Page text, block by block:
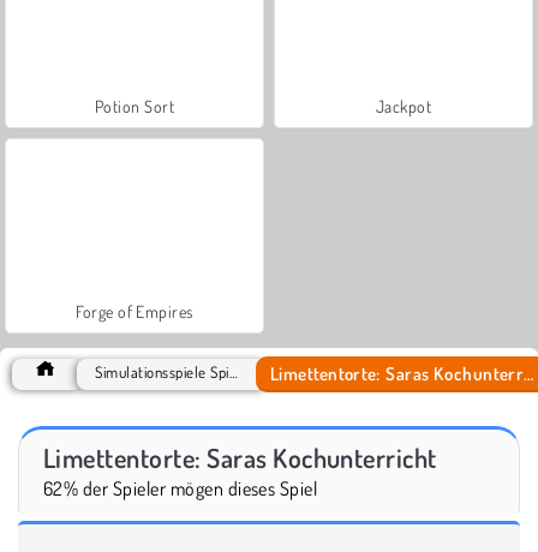
Potion Sort Jackpot
Forge of Empires
Limettentorte: Saras Kochunterricht
Limettentorte: Saras Kochunterricht
62% der Spieler mögen dieses Spiel